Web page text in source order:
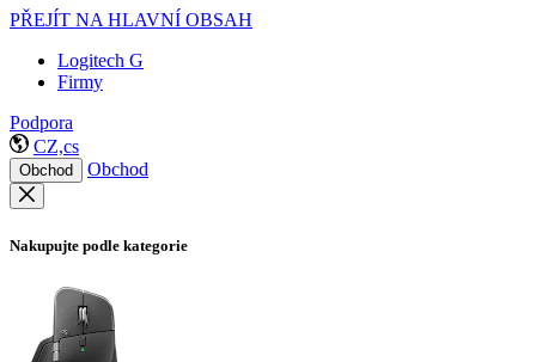
PŘEJÍT NA HLAVNÍ OBSAH
Logitech G
Firmy
Podpora
CZ,cs
Obchod Obchod
Nakupujte podle kategorie